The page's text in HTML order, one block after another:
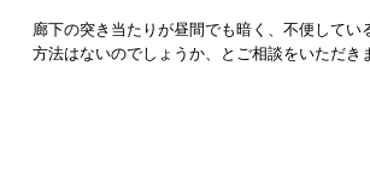
廊下の突き当たりが昼間でも暗く、不便して
方法はないのでしょうか、とご相談をいただき